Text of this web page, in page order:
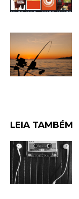
LEIA TAMBÉM